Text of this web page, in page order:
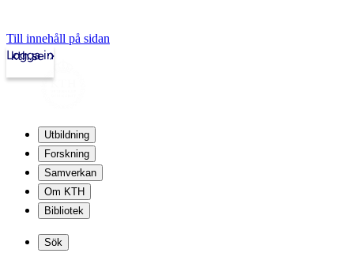
Till innehåll på sidan
kth.se
Logga in
Utbildning
Forskning
Samverkan
Om KTH
Bibliotek
Sök